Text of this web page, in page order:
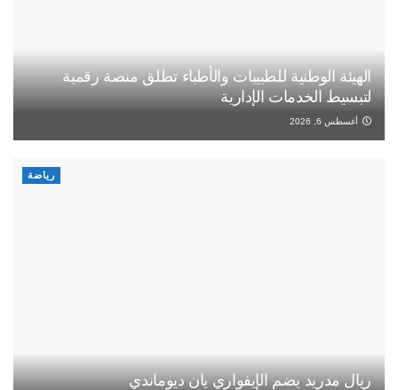
الهيئة الوطنية للطبيبات والأطباء تطلق منصة رقمية
لتبسيط الخدمات الإدارية
أغسطس 6, 2026
رياضة
ريال مدريد يضم الإيفواري يان ديوماندي